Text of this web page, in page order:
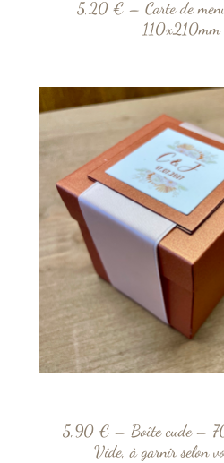
5,20 € – Carte de
110x210mm
5,90 € – Boîte cude –
Vide, à garnir selon